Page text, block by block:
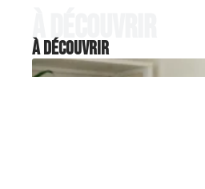
À découvrir
À découvrir